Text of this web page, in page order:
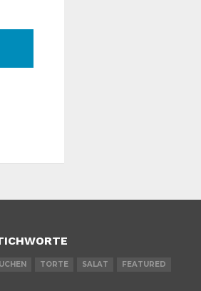
TORTE SALAT FEATURED